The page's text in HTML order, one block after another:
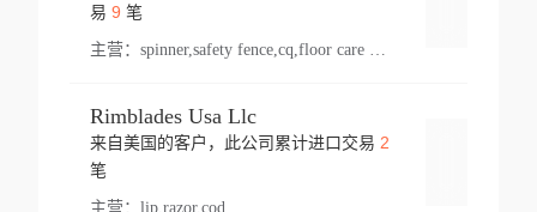
易 9 笔
主营：
Rimblades Usa Llc
来自美国的客户，此公司累计进口交易 2
笔
主营： lip,razor,cod